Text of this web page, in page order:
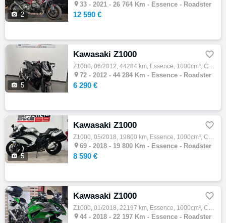
 2
 33 - 2021 - 26 764 Km - Essence - Roadster
12 590 €
 5
Kawasaki Z1000 
Z1000, 06/2012, 44284 km, Essence, 1000cm³, Couleur noir, 6290 € Equipements : Magnifique Z1000. Equipements et options : - Silencieux Akra…
 72 - 2012 - 44 284 Km - Essence - Roadster
6 290 €
 5
Kawasaki Z1000 
Z1000, 05/2018, 19800 km, Essence, 1000cm³, Couleur gris, 8590 € Equipements : ,Dépôt-vente,Garantie 12 mois
 69 - 2018 - 19 800 Km - Essence - Roadster
8 590 €
Kawasaki Z1000 
Z1000, 01/2018, 22197 km, Essence, 1000cm³, Couleur vert, 8999 € Equipements : ABS,Anti-patinage,Indicateur de rapport engagé,Peinture méta…
 44 - 2018 - 22 197 Km - Essence - Roadster